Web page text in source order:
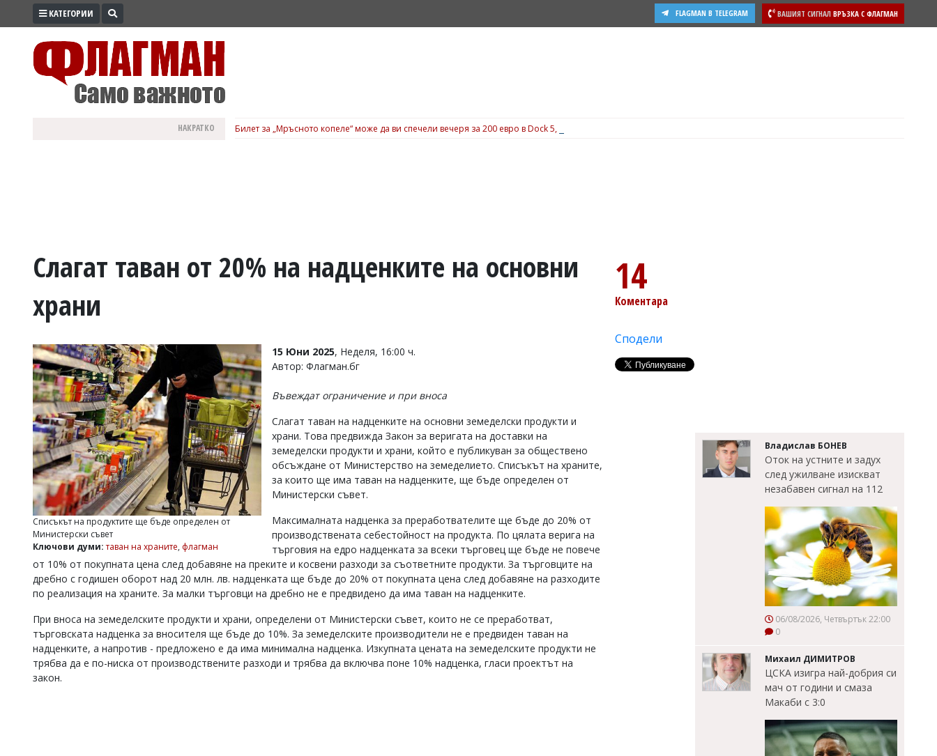
ПРОМО
ВОЙНАТА
УКРАЙНА
РАЗСЛЕДВАНЕ
БИЗНЕС
Управители:
Веселин
Василев,
v.vasilev@flagman.bg
Касабова,
k.kassabova@flagman.bg
Главен
редактор:
Колев,
office@flagman.bg
Коментарите
статиите
КАТЕГОРИИ ВАШИЯТ СИГНАЛ ВРЪЗКА С ФЛАГМАН
FLAGMAN В TELEGRAM
НАКРАТКО Билет за „Мръсното копеле“ може да ви спечели вечеря за 200 евро в Dock 5, вижте подробности
Слагат таван от 20% на надценките на основни
храни
Списъкът на продуктите ще бъде определен от
Министерски съвет
Ключови думи:таван на храните, флагман
15 Юни 2025, Неделя, 16:00 ч.
Автор: Флагман.бг
Въвеждат ограничение и при вноса
Слагат таван на надценките на основни земеделски продукти и
храни. Това предвижда Закон за веригата на доставки на
земеделски продукти и храни, който е публикуван за обществено
обсъждане от Министерство на земеделието. Списъкът на храните,
за които ще има таван на надценките, ще бъде определен от
Министерски съвет.
Максималната надценка за преработвателите ще бъде до 20% от
производствената себестойност на продукта. По цялата верига на
търговия на едро надценката за всеки търговец ще бъде не повече
от 10% от покупната цена след добавяне на преките и косвени разходи за съответните продукти. За търговците на
дребно с годишен оборот над 20 млн. лв. надценката ще бъде до 20% от покупната цена след добавяне на разходите
по реализация на храните. За малки търговци на дребно не е предвидено да има таван на надценките.
При вноса на земеделските продукти и храни, определени от Министерски съвет, които не се преработват,
търговската надценка за вносителя ще бъде до 10%. За земеделските производители не е предвиден таван на
надценките, а напротив - предложено е да има минимална надценка. Изкупната цената на земеделските продукти не
трябва да е по-ниска от производствените разходи и трябва да включва поне 10% надценка, гласи проектът на
закон.
14
Коментара
Сподели
Владислав БОНЕВ
Оток на устните и задух
след ужилване изискват
незабавен сигнал на 112
06/08/2026, Четвъртък 22:00
0
Михаил ДИМИТРОВ
ЦСКА изигра най-добрия си
мач от години и смаза
Макаби с 3:0